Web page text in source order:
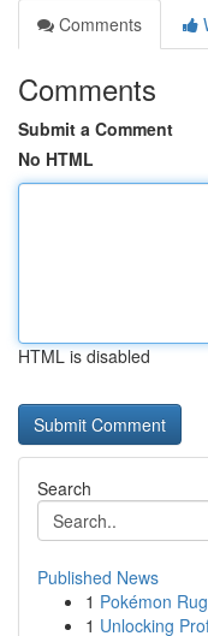
Comments
Comments
Submit a Comment
No HTML
HTML is disabled
Search
Published News
1 Pokémon
1 Unlocking